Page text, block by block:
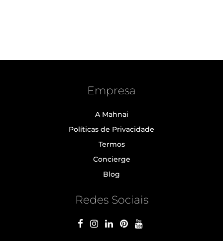
Empresa
A Mahnai
Políticas de Privacidade
Termos
Concierge
Blog
Redes Sociais